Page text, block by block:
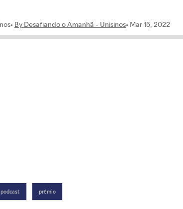
podcast prêmio